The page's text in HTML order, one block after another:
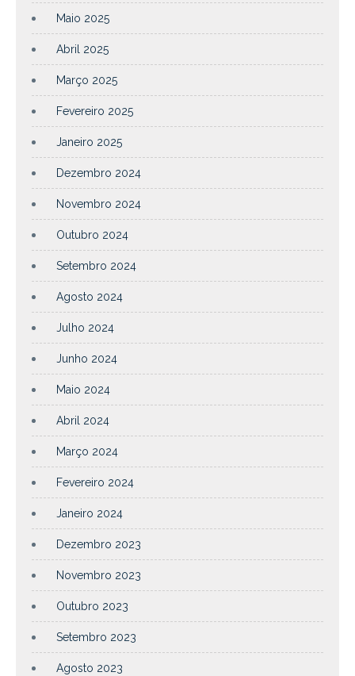
Maio 2025
Abril 2025
Março 2025
Fevereiro 2025
Janeiro 2025
Dezembro 2024
Novembro 2024
Outubro 2024
Setembro 2024
Agosto 2024
Julho 2024
Junho 2024
Maio 2024
Abril 2024
Março 2024
Fevereiro 2024
Janeiro 2024
Dezembro 2023
Novembro 2023
Outubro 2023
Setembro 2023
Agosto 2023